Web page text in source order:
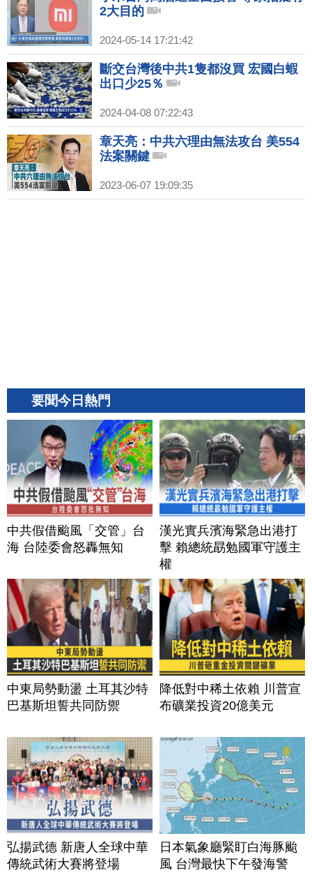
2大目的
2024-05-14 17:21:42
斷交台灣後中共1隻都沒買 宏國白蝦
出口少25％
2024-04-08 07:22:43
章天亮：中共六理由無法攻台 美554
法案關鍵
2023-06-07 19:09:35
要聞今日熱門
中共假借颱風「交管」台
海 台陸委會怒轟無知
漢光實兵濱海緊急出港打
擊 賴總統勗勉國軍守護主
權
中東局勢動盪 土耳其沙特
巴基斯坦誓共同防禦
降低對中稀土依賴 川普宣
布礦業投資20億美元
弘揚武德 新唐人全球中華
傳統武術大賽將登場
日本氣象廳緊盯白海豚颱
風 台灣最快下午發海警